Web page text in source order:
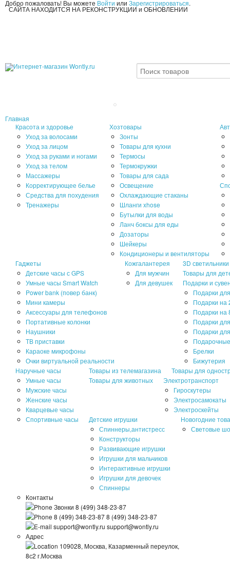
Добро пожаловать! Вы можете Войти или Зарегистрироваться.
САЙТА НАХОДИТСЯ НА РЕКОНСТРУКЦИИ и ОБНОВЛЕНИИ
Главная
Красота и здоровье
Уход за волосами
Уход за лицом
Уход за руками и ногами
Уход за телом
Массажеры
Корректирующее белье
Средства для похудения
Тренажеры
Хозтовары
Зонты
Товары для кухни
Термосы
Термокружки
Товары для сада
Освещение
Охлаждающие стаканы
Шланги xhose
Бутылки для воды
Ланч боксы для еды
Дозаторы
Шейкеры
Кондиционеры и вентиляторы
Гаджеты
Детские часы с GPS
Умные часы Smart Watch
Power bank (повер банк)
Мини камеры
Аксессуары для телефонов
Портативные колонки
Наушники
ТВ приставки
Караоке микрофоны
Очки виртуальной реальности
Кожгалантерея
Для мужчин
Для девушек
3D светильники
Товары для
Подарки и
Подарки
Подарки на
Подарки на
Подарки
Подарки
Брелки
Бижутерия
Наручные часы
Умные часы
Мужские часы
Женские часы
Кварцевые часы
Спортивные часы
Товары из телемагазина
Товары для
Товары для животных
Электротранспорт
Гироскутеры
Электросамокаты
Электроскейты
Детские игрушки
Спиннеры,антистресс
Конструкторы
Развивающие игрушки
Игрушки для мальчиков
Интерактивные игрушки
Игрушки для девочек
Спиннеры
Новогодние
Световые
Контакты
Звонки 8 (499) 348-23-87
8 (499) 348-23-878 (499) 348-23-87
support@wontly.ru support@wontly.ru
Адрес
109028, Москва, Казарменный переулок,
8с2 г.Москва